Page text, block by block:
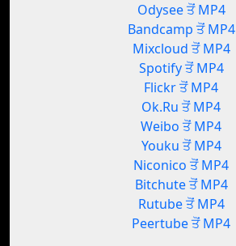
Odysee ਤੋਂ MP4
Bandcamp ਤੋਂ MP4
Mixcloud ਤੋਂ MP4
Spotify ਤੋਂ MP4
Flickr ਤੋਂ MP4
Ok.Ru ਤੋਂ MP4
Weibo ਤੋਂ MP4
Youku ਤੋਂ MP4
Niconico ਤੋਂ MP4
Bitchute ਤੋਂ MP4
Rutube ਤੋਂ MP4
Peertube ਤੋਂ MP4